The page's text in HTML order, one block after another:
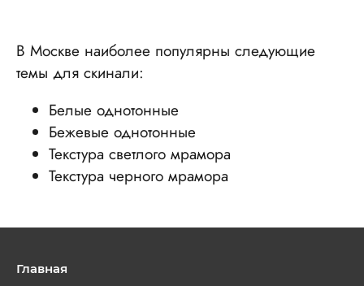
В Москве наиболее популярны следующие
темы для скинали:
Белые однотонные
Бежевые однотонные
Текстура светлого мрамора
Текстура черного мрамора
Главная